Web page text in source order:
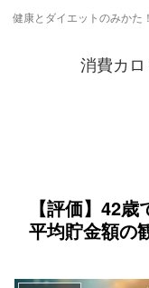
健康とダイエットのみかた
消費カ
【評価】42
平均貯金額の